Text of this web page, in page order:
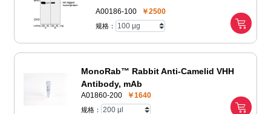
A00186-100 ￥2500
规格：
MonoRab™ Rabbit Anti-Camelid VHH
Antibody, mAb
A01860-200 ￥1640
规格：